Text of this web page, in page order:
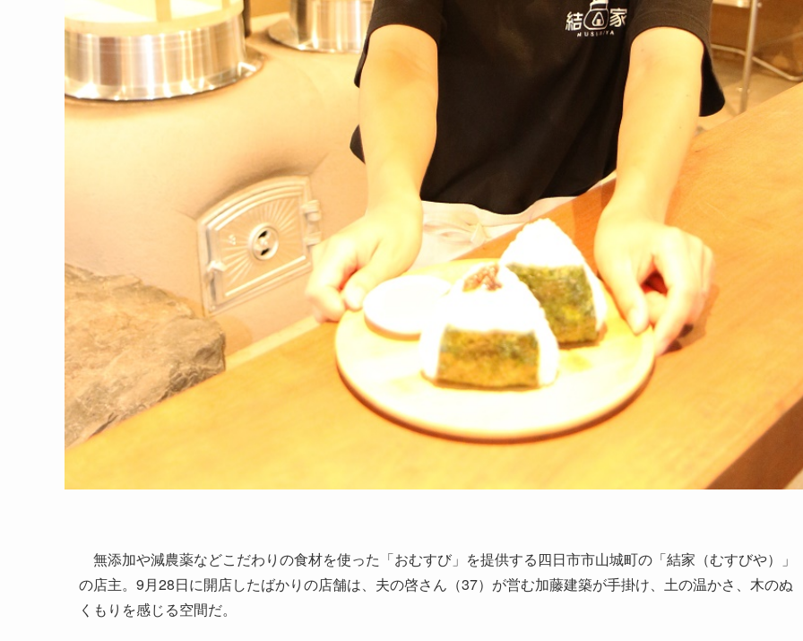
無添加や減農薬などこだわりの食材を使った「おむすび」を提供する四日市市山城町の「結家（むすびや）」
の店主。9月28日に開店したばかりの店舗は、夫の啓さん（37）が営む加藤建築が手掛け、土の温かさ、木のぬ
くもりを感じる空間だ。